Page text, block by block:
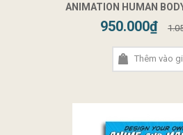
ANIMATION HUMAN
950.000₫
Thêm vào